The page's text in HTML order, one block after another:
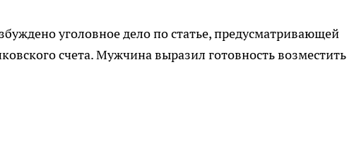
уголовное дело по статье, предусматривающей
счета. Мужчина выразил готовность возместить